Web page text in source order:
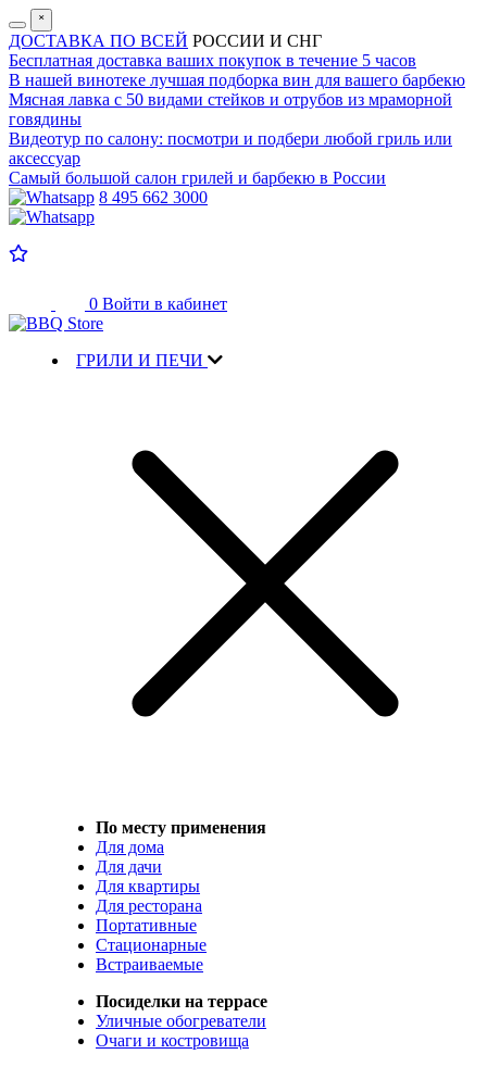
˟
ДОСТАВКА ПО ВСЕЙ РОССИИ И СНГ
Бесплатная доставка ваших покупок в течение 5 часов
В нашей винотеке лучшая подборка вин для вашего барбекю
Мясная лавка с 50 видами стейков и отрубов из мраморной
говядины
Видеотур по салону: посмотри и подбери любой гриль или
аксессуар
Самый большой салон грилей и барбекю в России
8 495 662 3000
0 Войти в кабинет
ГРИЛИ И ПЕЧИ
По месту применения
Для дома
Для дачи
Для квартиры
Для ресторана
Портативные
Стационарные
Встраиваемые
Посиделки на террасе
Уличные обогреватели
Очаги и костровища